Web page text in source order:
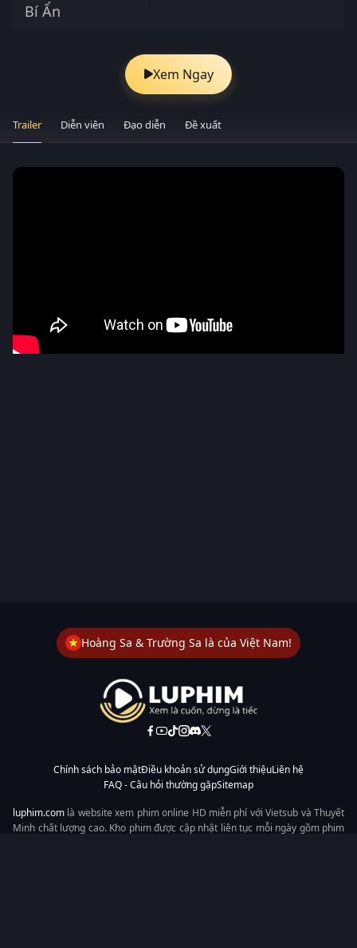
Bí Ẩn
Xem Ngay
Trailer Diễn viên Đạo diễn Đề xuất
Hoàng Sa & Trường Sa là của Việt Nam!
Chính sách bảo mậtĐiều khoản sử dụngGiới thiệuLiên hệ
FAQ - Câu hỏi thường gặpSitemap
luphim.com là website xem phim online HD miễn phí với Vietsub và Thuyết
Minh chất lượng cao. Kho phim được cập nhật liên tục mỗi ngày gồm phim